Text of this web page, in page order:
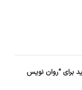
برای “روان نویس